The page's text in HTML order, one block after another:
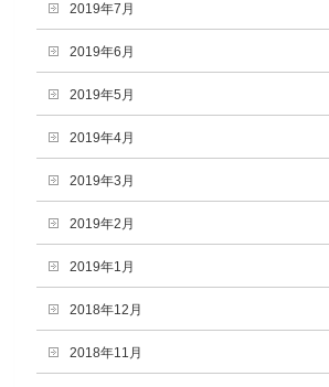
2019年7月
2019年6月
2019年5月
2019年4月
2019年3月
2019年2月
2019年1月
2018年12月
2018年11月